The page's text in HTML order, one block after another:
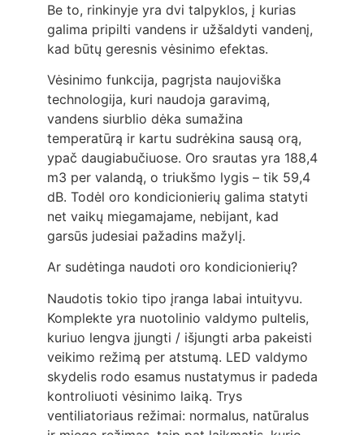
Be to, rinkinyje yra dvi talpyklos, į kurias
galima pripilti vandens ir užšaldyti vandenį,
kad būtų geresnis vėsinimo efektas.
Vėsinimo funkcija, pagrįsta naujoviška
technologija, kuri naudoja garavimą,
vandens siurblio dėka sumažina
temperatūrą ir kartu sudrėkina sausą orą,
ypač daugiabučiuose. Oro srautas yra 188,4
m3 per valandą, o triukšmo lygis – tik 59,4
dB. Todėl oro kondicionierių galima statyti
net vaikų miegamajame, nebijant, kad
garsūs judesiai pažadins mažylį.
Ar sudėtinga naudoti oro kondicionierių?
Naudotis tokio tipo įranga labai intuityvu.
Komplekte yra nuotolinio valdymo pultelis,
kuriuo lengva įjungti / išjungti arba pakeisti
veikimo režimą per atstumą. LED valdymo
skydelis rodo esamus nustatymus ir padeda
kontroliuoti vėsinimo laiką. Trys
ventiliatoriaus režimai: normalus, natūralus